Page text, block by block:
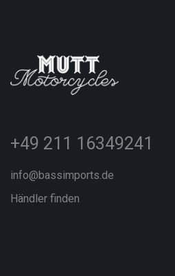
+49 211 16349241
info@bassimports.de
Händler finden